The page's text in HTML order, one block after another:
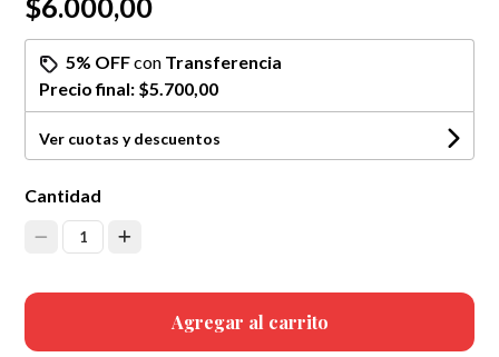
$6.000,00
5% OFFcon Transferencia
Precio final: $5.700,00
Ver cuotas y descuentos
Cantidad
1
Agregar al carrito